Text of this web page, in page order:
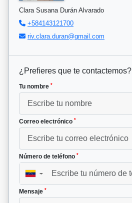
Clara Susana Durán Alvarado
+584143121700
riv.clara.duran@gmail.com
¿Prefieres que te contactemos?
Tu nombre *
Correo electrónico *
Número de teléfono *
▼
Mensaje *